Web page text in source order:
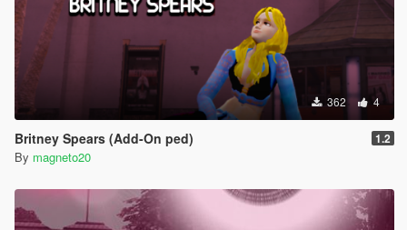
362 4
Britney Spears (Add-On ped) 1.2
By magneto20